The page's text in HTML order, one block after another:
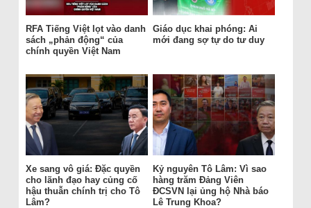
RFA Tiếng Việt lọt vào danh
sách „phản động“ của
chính quyền Việt Nam
Giáo dục khai phóng: Ai
mới đang sợ tự do tư duy
Xe sang vô giá: Đặc quyền
cho lãnh đạo hay củng cố
hậu thuẫn chính trị cho Tô
Lâm?
Kỷ nguyên Tô Lâm: Vì sao
hàng trăm Đảng Viên
ĐCSVN lại ủng hộ Nhà báo
Lê Trung Khoa?